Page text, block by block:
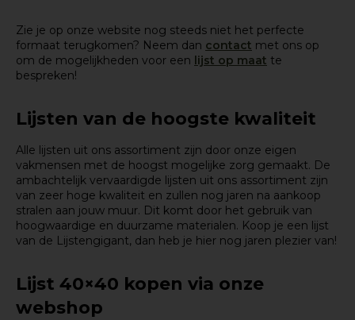
Zie je op onze website nog steeds niet het perfecte
formaat terugkomen? Neem dan contact met ons op
om de mogelijkheden voor een lijst op maat te
bespreken!
Lijsten van de hoogste kwaliteit
Alle lijsten uit ons assortiment zijn door onze eigen
vakmensen met de hoogst mogelijke zorg gemaakt. De
ambachtelijk vervaardigde lijsten uit ons assortiment zijn
van zeer hoge kwaliteit en zullen nog jaren na aankoop
stralen aan jouw muur. Dit komt door het gebruik van
hoogwaardige en duurzame materialen. Koop je een lijst
van de Lijstengigant, dan heb je hier nog jaren plezier van!
Lijst 40×40 kopen via onze
webshop